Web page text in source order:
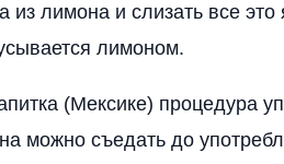
из лимона и слизать все
лимоном.
(Мексике) процедура
можно съедать до